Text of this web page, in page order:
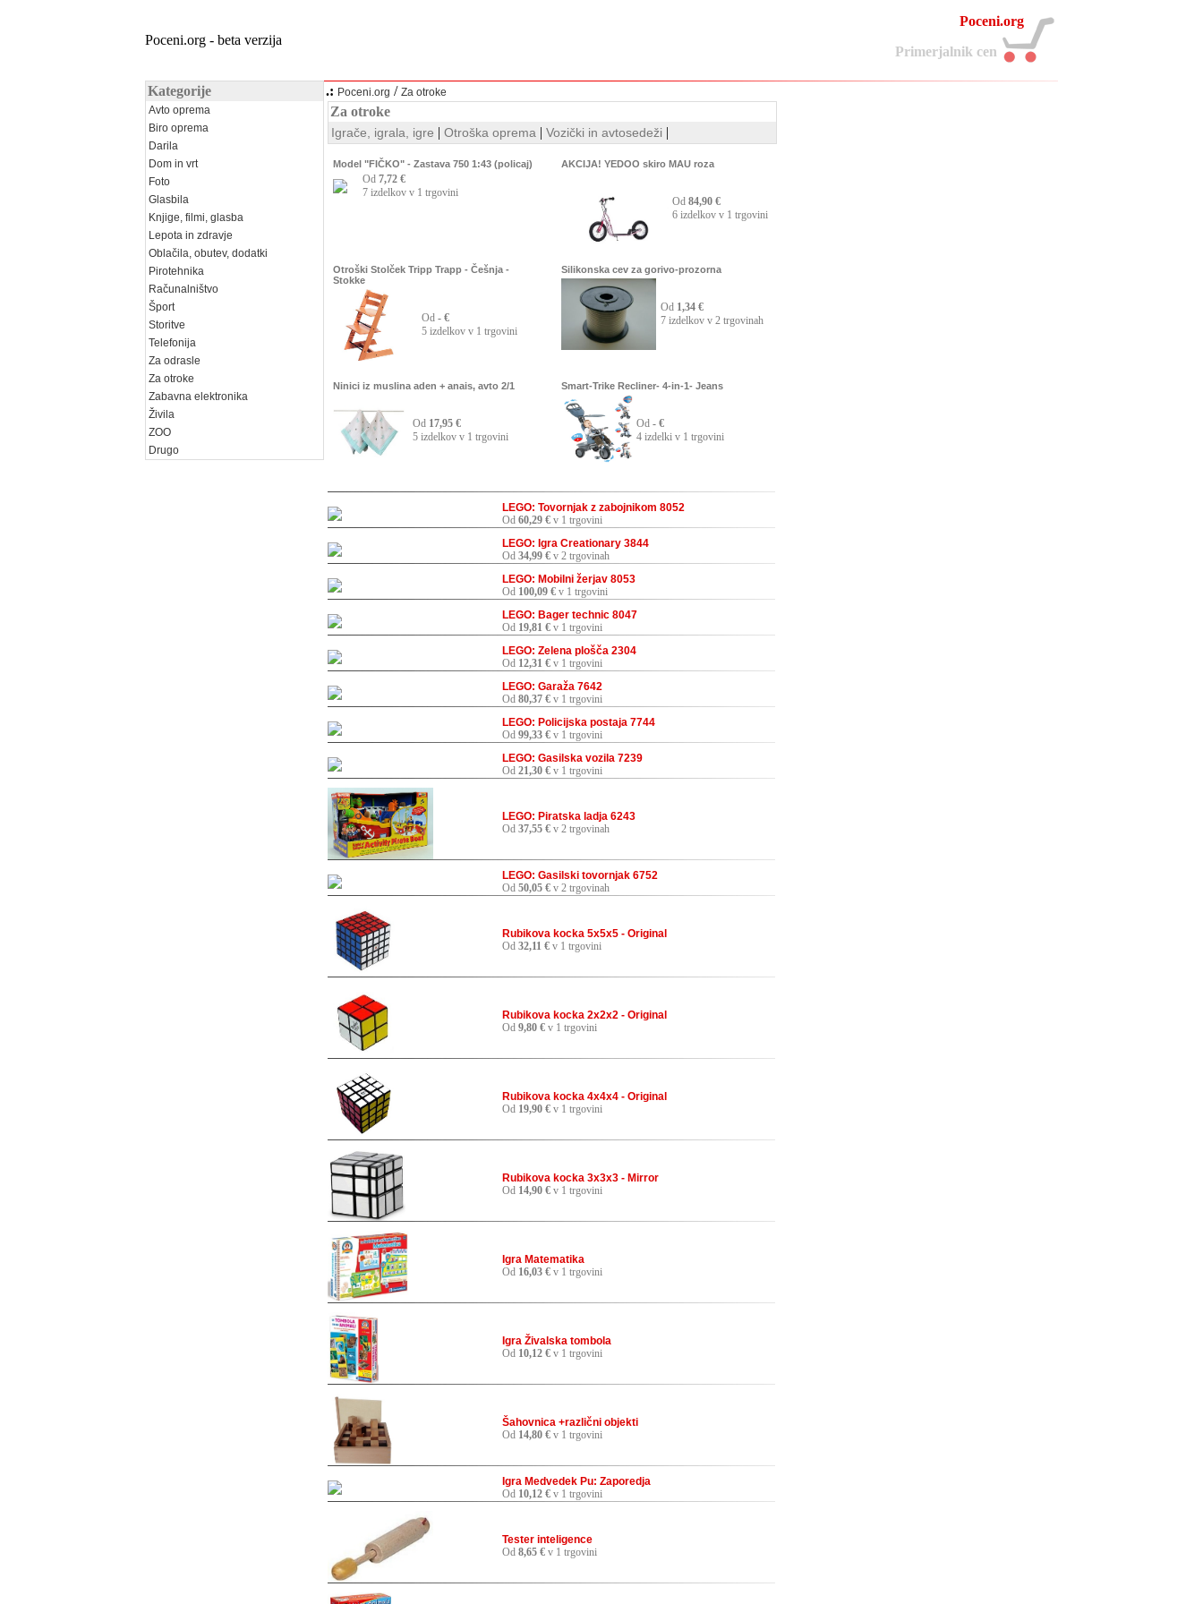
Poceni.org - beta verzija
Poceni.org
Primerjalnik cen
Kategorije
Avto oprema
Biro oprema
Darila
Dom in vrt
Foto
Glasbila
Knjige, filmi, glasba
Lepota in zdravje
Oblačila, obutev, dodatki
Pirotehnika
Računalništvo
Šport
Storitve
Telefonija
Za odrasle
Za otroke
Zabavna elektronika
Živila
ZOO
Drugo
.: Poceni.org / Za otroke
Za otroke
Igrače, igrala, igre | Otroška oprema | Vozički in avtosedeži |
Model "FIČKO" - Zastava 750 1:43 (policaj)
Od 7,72 €
7 izdelkov v 1 trgovini
AKCIJA! YEDOO skiro MAU roza
Od 84,90 €
6 izdelkov v 1 trgovini
Otroški Stolček Tripp Trapp - Češnja -
Stokke
Od - €
5 izdelkov v 1 trgovini
Silikonska cev za gorivo-prozorna
Od 1,34 €
7 izdelkov v 2 trgovinah
Ninici iz muslina aden + anais, avto 2/1
Od 17,95 €
5 izdelkov v 1 trgovini
Smart-Trike Recliner- 4-in-1- Jeans
Od - €
4 izdelki v 1 trgovini
LEGO: Tovornjak z zabojnikom 8052
Od 60,29 € v 1 trgovini
LEGO: Igra Creationary 3844
Od 34,99 € v 2 trgovinah
LEGO: Mobilni žerjav 8053
Od 100,09 € v 1 trgovini
LEGO: Bager technic 8047
Od 19,81 € v 1 trgovini
LEGO: Zelena plošča 2304
Od 12,31 € v 1 trgovini
LEGO: Garaža 7642
Od 80,37 € v 1 trgovini
LEGO: Policijska postaja 7744
Od 99,33 € v 1 trgovini
LEGO: Gasilska vozila 7239
Od 21,30 € v 1 trgovini
LEGO: Piratska ladja 6243
Od 37,55 € v 2 trgovinah
LEGO: Gasilski tovornjak 6752
Od 50,05 € v 2 trgovinah
Rubikova kocka 5x5x5 - Original
Od 32,11 € v 1 trgovini
Rubikova kocka 2x2x2 - Original
Od 9,80 € v 1 trgovini
Rubikova kocka 4x4x4 - Original
Od 19,90 € v 1 trgovini
Rubikova kocka 3x3x3 - Mirror
Od 14,90 € v 1 trgovini
Igra Matematika
Od 16,03 € v 1 trgovini
Igra Živalska tombola
Od 10,12 € v 1 trgovini
Šahovnica +različni objekti
Od 14,80 € v 1 trgovini
Igra Medvedek Pu: Zaporedja
Od 10,12 € v 1 trgovini
Tester inteligence
Od 8,65 € v 1 trgovini